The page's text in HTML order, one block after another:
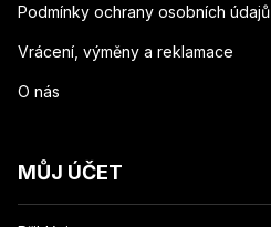
Podmínky ochrany osobních údajů
Vrácení, výměny a reklamace
O nás
MŮJ ÚČET